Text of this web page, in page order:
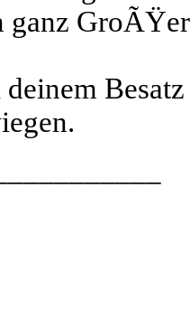
ganz
deinem